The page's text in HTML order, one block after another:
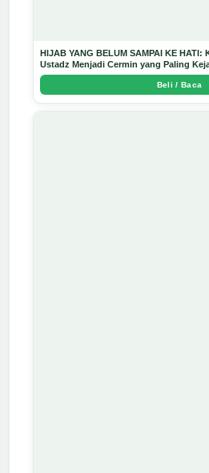
HIJAB YANG BELUM SAMPAI KE HATI:
Ustadz Menjadi Cermin yang Paling
Beli / Baca